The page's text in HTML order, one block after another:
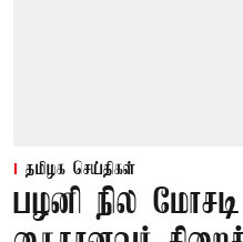
தமிழக செய்திகள்
பழனி நில